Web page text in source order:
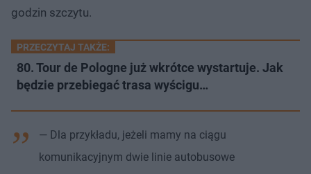
godzin szczytu.
PRZECZYTAJ TAKŻE:
80. Tour de Pologne już wkrótce wystartuje. Jak
będzie przebiegać trasa wyścigu…
— Dla przykładu, jeżeli mamy na ciągu
komunikacyjnym dwie linie autobusowe